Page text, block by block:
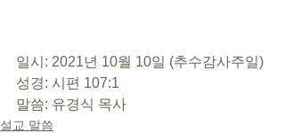
일시: 2021년 10월 10일 (추수감사주일)
성경: 시편 107:1
말씀: 유경식 목사
설교 말씀